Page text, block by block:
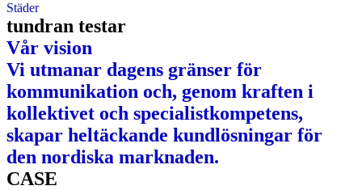
Städer
tundran testar
Vår vision
Vi utmanar dagens gränser för
kommunikation och, genom kraften i
kollektivet och specialistkompetens,
skapar heltäckande kundlösningar för
den nordiska marknaden.
CASE